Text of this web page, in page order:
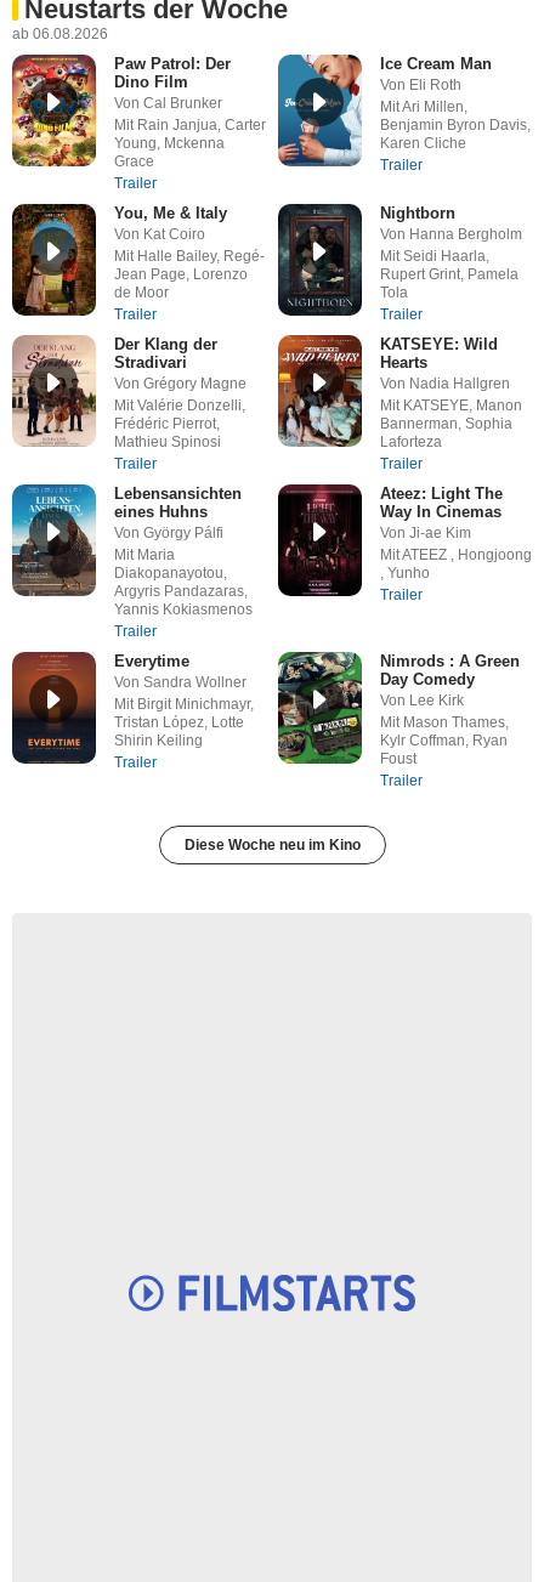
Neustarts der Woche
ab 06.08.2026
Paw Patrol: Der
Dino Film
Von Cal Brunker
Mit Rain Janjua, Carter
Young, Mckenna
Grace
Trailer
Ice Cream Man
Von Eli Roth
Mit Ari Millen,
Benjamin Byron Davis,
Karen Cliche
Trailer
You, Me & Italy
Von Kat Coiro
Mit Halle Bailey, Regé-
Jean Page, Lorenzo
de Moor
Trailer
Nightborn
Von Hanna Bergholm
Mit Seidi Haarla,
Rupert Grint, Pamela
Tola
Trailer
Der Klang der
Stradivari
Von Grégory Magne
Mit Valérie Donzelli,
Frédéric Pierrot,
Mathieu Spinosi
Trailer
KATSEYE: Wild
Hearts
Von Nadia Hallgren
Mit KATSEYE, Manon
Bannerman, Sophia
Laforteza
Trailer
Lebensansichten
eines Huhns
Von György Pálfi
Mit Maria
Diakopanayotou,
Argyris Pandazaras,
Yannis Kokiasmenos
Trailer
Ateez: Light The
Way In Cinemas
Von Ji-ae Kim
Mit ATEEZ , Hongjoong
, Yunho
Trailer
Everytime
Von Sandra Wollner
Mit Birgit Minichmayr,
Tristan López, Lotte
Shirin Keiling
Trailer
Nimrods : A Green
Day Comedy
Von Lee Kirk
Mit Mason Thames,
Kylr Coffman, Ryan
Foust
Trailer
Diese Woche neu im Kino